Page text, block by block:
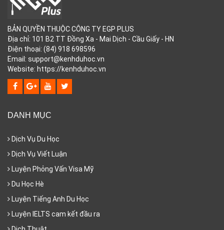
BẢN QUYỀN THUỘC CÔNG TY EGP PLUS
Địa chỉ: 101 B2 TT Đồng Xa - Mai Dịch - Cầu Giấy - HN
Điện thoại: (84) 918 698596
Email: support@kenhduhoc.vn
Website: https://kenhduhoc.vn
DANH MỤC
Dịch Vụ Du Học
Dịch Vụ Viết Luận
Luyện Phỏng Vấn Visa Mỹ
Du Học Hè
Luyện Tiếng Anh Du Học
Luyện IELTS cam kết đầu ra